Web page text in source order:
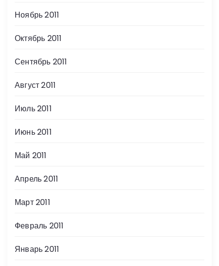
Ноябрь 2011
Октябрь 2011
Сентябрь 2011
Август 2011
Июль 2011
Июнь 2011
Май 2011
Апрель 2011
Март 2011
Февраль 2011
Январь 2011